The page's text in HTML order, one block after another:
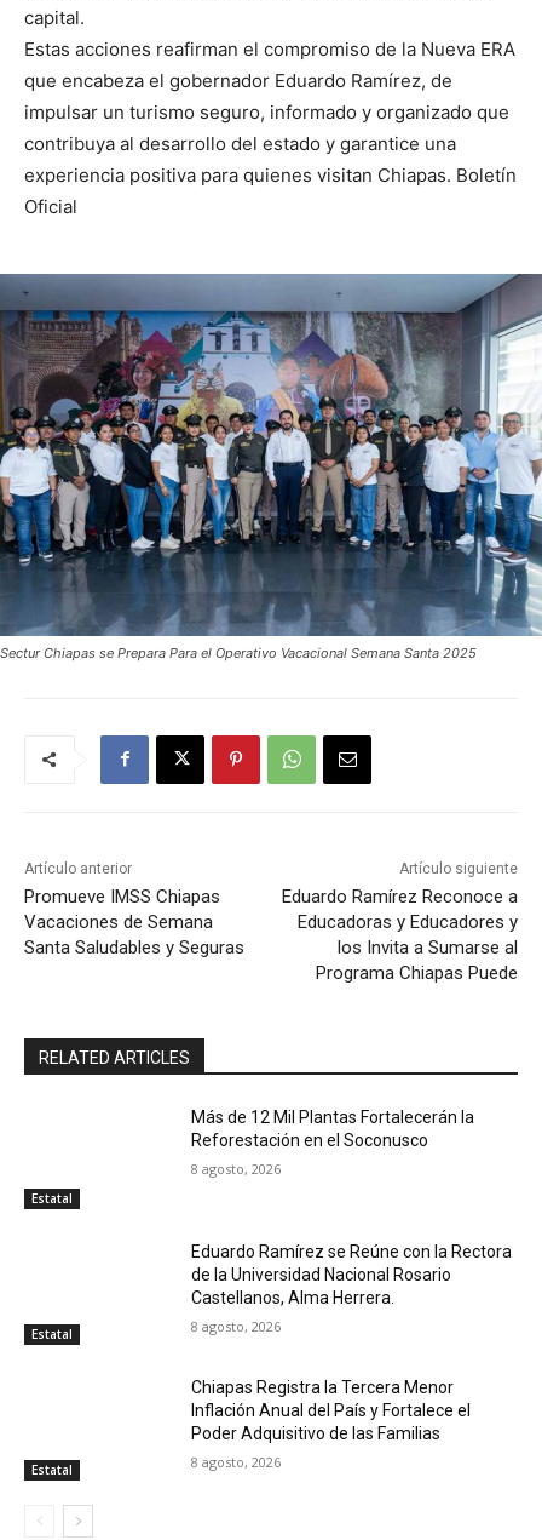
capital.
Estas acciones reafirman el compromiso de la Nueva ERA
que encabeza el gobernador Eduardo Ramírez, de
impulsar un turismo seguro, informado y organizado que
contribuya al desarrollo del estado y garantice una
experiencia positiva para quienes visitan Chiapas. Boletín
Oficial
Sectur Chiapas se Prepara Para el Operativo Vacacional Semana Santa 2025
Artículo anterior
Promueve IMSS Chiapas
Vacaciones de Semana
Santa Saludables y Seguras
Artículo siguiente
Eduardo Ramírez Reconoce a
Educadoras y Educadores y
los Invita a Sumarse al
Programa Chiapas Puede
RELATED ARTICLES
Estatal
Más de 12 Mil Plantas Fortalecerán la
Reforestación en el Soconusco
8 agosto, 2026
Estatal
Eduardo Ramírez se Reúne con la Rectora
de la Universidad Nacional Rosario
Castellanos, Alma Herrera.
8 agosto, 2026
Estatal
Chiapas Registra la Tercera Menor
Inflación Anual del País y Fortalece el
Poder Adquisitivo de las Familias
8 agosto, 2026